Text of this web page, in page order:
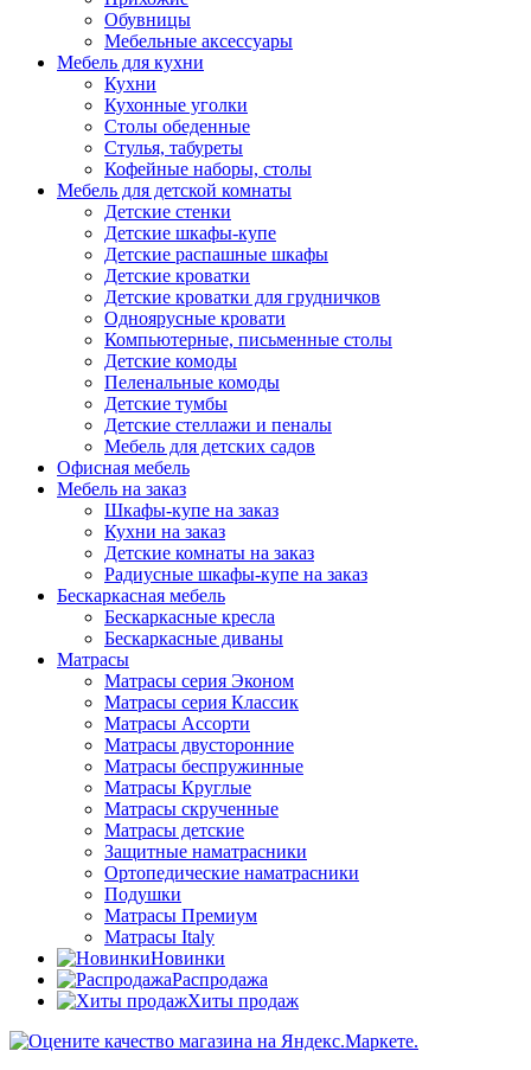
Обувницы
Мебельные аксессуары
Мебель для кухни
Кухни
Кухонные уголки
Столы обеденные
Стулья, табуреты
Кофейные наборы, столы
Мебель для детской комнаты
Детские стенки
Детские шкафы-купе
Детские распашные шкафы
Детские кроватки
Детские кроватки для грудничков
Одноярусные кровати
Компьютерные, письменные столы
Детские комоды
Пеленальные комоды
Детские тумбы
Детские стеллажи и пеналы
Мебель для детских садов
Офисная мебель
Мебель на заказ
Шкафы-купе на заказ
Кухни на заказ
Детские комнаты на заказ
Радиусные шкафы-купе на заказ
Бескаркасная мебель
Бескаркасные кресла
Бескаркасные диваны
Матрасы
Матрасы серия Эконом
Матрасы серия Классик
Матрасы Ассорти
Матрасы двусторонние
Матрасы беспружинные
Матрасы Круглые
Матрасы скрученные
Матрасы детские
Защитные наматрасники
Ортопедические наматрасники
Подушки
Матрасы Премиум
Матрасы Italy
Новинки
Распродажа
Хиты продаж